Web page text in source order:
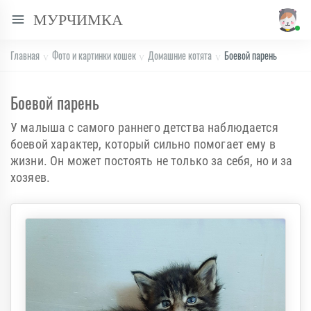
МУРЧИМКА
Главная Фото и картинки кошек Домашние котята Боевой парень
Боевой парень
У малыша с самого раннего детства наблюдается
боевой характер, который сильно помогает ему в
жизни. Он может постоять не только за себя, но и за
хозяев.